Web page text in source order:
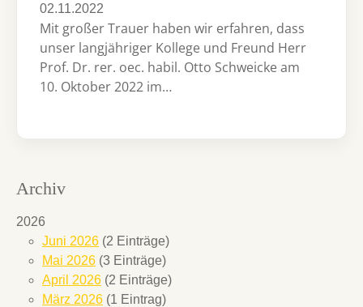
02.11.2022
Mit großer Trauer haben wir erfahren, dass
unser langjähriger Kollege und Freund Herr
Prof. Dr. rer. oec. habil. Otto Schweicke am
10. Oktober 2022 im…
Archiv
2026
Juni 2026 (2 Einträge)
Mai 2026 (3 Einträge)
April 2026 (2 Einträge)
März 2026 (1 Eintrag)